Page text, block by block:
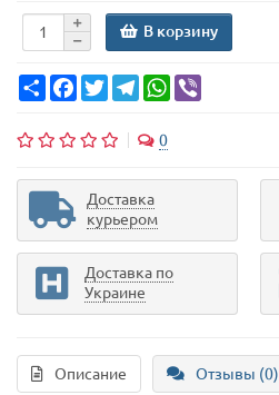
В корзину
Share FacebookTwitterTelegramWhatsApp
0
Доставка
курьером
Доставка по
Украине
Описание Отзывы (0)